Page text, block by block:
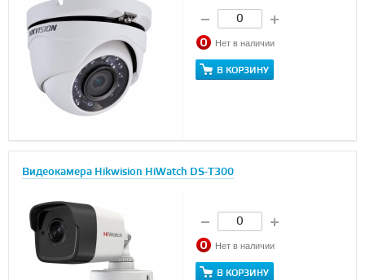
Нет в наличии
В КОРЗИНУ
Видеокамера Hikwision HiWatch DS-T300
Нет в наличии
В КОРЗИНУ